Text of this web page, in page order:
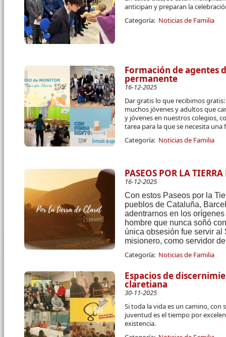
anticipan y preparan la
Categoría: Noticias de Familia
Formación de agentes
permanente
16-12-2025
Dar gratis lo que recibimos
muchos jóvenes y adultos que
y jóvenes en nuestros colegios,
tarea para la que se necesita una
Categoría: Noticias de Familia
PASEOS POR LA
16-12-2025
Con estos Paseos por la
pueblos de Cataluña,
adentrarnos en los
hombre que nunca soñó
única obsesión fue servir
misionero, como servidor
Categoría: Noticias de Familia
Espacios de
claretiana
30-11-2025
Si toda la vida es un camino, con
juventud es el tiempo por
existencia.